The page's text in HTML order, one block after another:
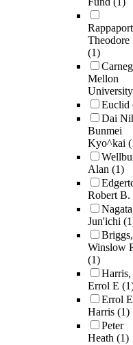
Theodore
(1)
Mellon
University
Euclid
Dai
Bunmei
Kyo^kai
Alan (1)
Robert B.
Jun'ichi
Briggs,
Winslow
(1)
Harris,
Errol E
Errol
Harris (1)
Peter
Heath (1)